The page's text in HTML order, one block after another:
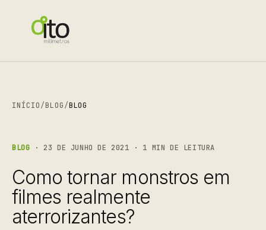
INÍCIO/BLOG/BLOG
BLOG · 23 DE JUNHO DE 2021 · 1 MIN DE LEITURA
Como tornar monstros em
filmes realmente
aterrorizantes?